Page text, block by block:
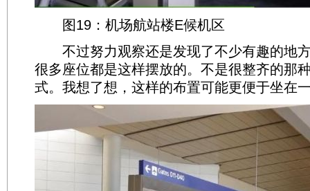
图19：机场航站楼E候机区
不过努力观察还是发现了不少有趣的地
很多座位都是这样摆放的。不是很整齐的那
式。我想了想，这样的布置可能更便于坐在